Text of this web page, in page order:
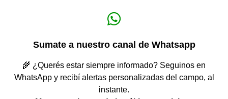
Sumate a nuestro canal de Whatsapp
🌾 ¿Querés estar siempre informado? Seguinos en
WhatsApp y recibí alertas personalizadas del campo, al
instante.